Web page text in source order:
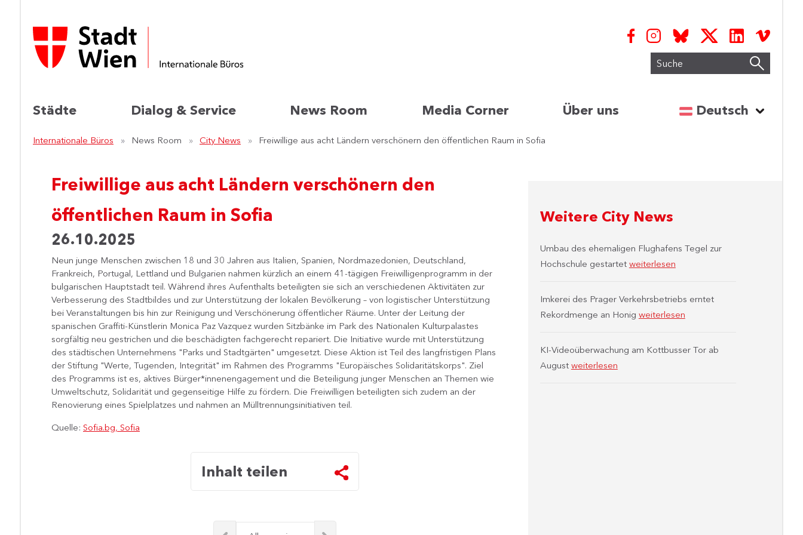
Suche
Städte Dialog & Service News Room Media Corner Über uns Sprache
Deutsch
Internationale Büros News Room City News Freiwillige aus acht Ländern verschönern den öffentlichen Raum in Sofia
Freiwillige aus acht Ländern verschönern den
öffentlichen Raum in Sofia
26.10.2025
Neun junge Menschen zwischen 18 und 30 Jahren aus Italien, Spanien, Nordmazedonien, Deutschland,
Frankreich, Portugal, Lettland und Bulgarien nahmen kürzlich an einem 41-tägigen Freiwilligenprogramm in der
bulgarischen Hauptstadt teil. Während ihres Aufenthalts beteiligten sie sich an verschiedenen Aktivitäten zur
Verbesserung des Stadtbildes und zur Unterstützung der lokalen Bevölkerung – von logistischer Unterstützung
bei Veranstaltungen bis hin zur Reinigung und Verschönerung öffentlicher Räume. Unter der Leitung der
spanischen Graffiti-Künstlerin Monica Paz Vazquez wurden Sitzbänke im Park des Nationalen Kulturpalastes
sorgfältig neu gestrichen und die beschädigten fachgerecht repariert. Die Initiative wurde mit Unterstützung
des städtischen Unternehmens "Parks und Stadtgärten" umgesetzt. Diese Aktion ist Teil des langfristigen Plans
der Stiftung "Werte, Tugenden, Integrität" im Rahmen des Programms "Europäisches Solidaritätskorps". Ziel
des Programms ist es, aktives Bürger*innenengagement und die Beteiligung junger Menschen an Themen wie
Umweltschutz, Solidarität und gegenseitige Hilfe zu fördern. Die Freiwilligen beteiligten sich zudem an der
Renovierung eines Spielplatzes und nahmen an Mülltrennungsinitiativen teil.
Quelle: Sofia.bg, Sofia
Inhalt teilen
Weitere City News
Umbau des ehemaligen Flughafens Tegel zur
Hochschule gestartet weiterlesen
Imkerei des Prager Verkehrsbetriebs erntet
Rekordmenge an Honig weiterlesen
KI-Videoüberwachung am Kottbusser Tor ab
August weiterlesen